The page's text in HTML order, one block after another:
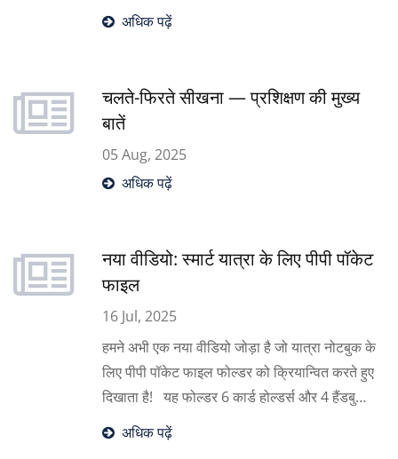
अभिनव और स्टाइलिश स्टेशनरी को उजागर करती है,
जबकि YES हमारे विश्वसनीय गुणवत्ता और व्यापक
समर्थन करना जारी रखता है। SHINN.Q का परिचय
देने के लिए, हमने सितंबर में गुआंगज़ौ अंतर्राष्ट्रीय
प्राइवेट लेबल मेले में भाग लिया, हमारे नवीनतम डिज़ाइन
को प्रदर्शित किया और चीन के बाजार में नए अवसरों की
खोज की।
अधिक पढ़ें
चलते-फिरते सीखना — प्रशिक्षण की मुख्य
बातें
05 Aug, 2025
अधिक पढ़ें
नया वीडियो: स्मार्ट यात्रा के लिए पीपी पॉकेट
फाइल
16 Jul, 2025
हमने अभी एक नया वीडियो जोड़ा है जो यात्रा नोटबुक के
लिए पीपी पॉकेट फाइल फोल्डर को क्रियान्वित करते हुए
दिखाता है! यह फोल्डर 6 कार्ड होल्डर्स और 4 हैंडबुक-
आकार के पॉकेट के साथ डिज़ाइन किया गया है —
टिकट, यात्रा कार्यक्रम, मानचित्र, और अधिक को
अधिक पढ़ें